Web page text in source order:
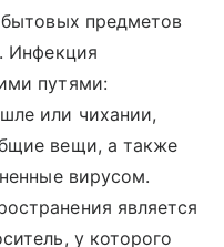
бытовых предметов
Инфекция
путями:
или чихании,
вещи, а также
вирусом.
является
у которого